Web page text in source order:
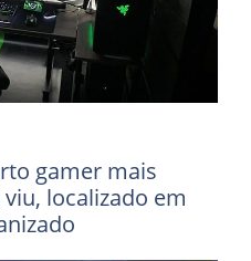
gamer mais
localizado em